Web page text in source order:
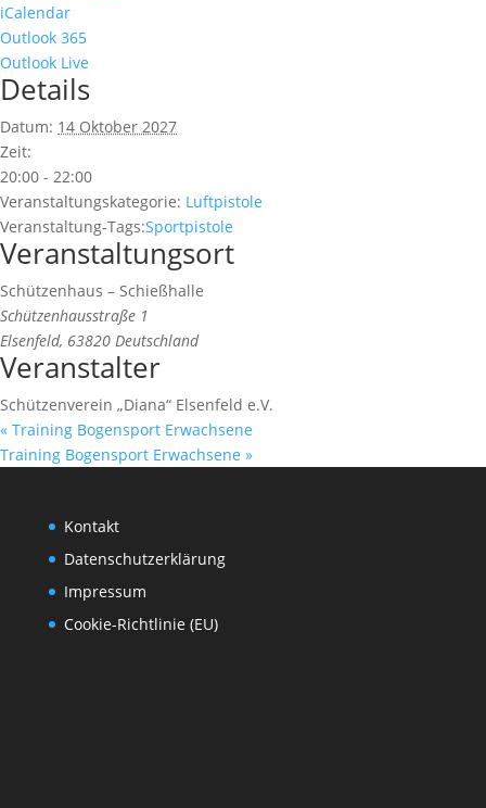
iCalendar
Outlook 365
Outlook Live
Details
Datum: 14 Oktober 2027
Zeit:
20:00 - 22:00
Veranstaltungskategorie: Luftpistole
Veranstaltung-Tags:Sportpistole
Veranstaltungsort
Schützenhaus – Schießhalle
Schützenhausstraße 1
Elsenfeld, 63820 Deutschland
Veranstalter
Schützenverein „Diana“ Elsenfeld e.V.
« Training Bogensport Erwachsene
Training Bogensport Erwachsene »
Kontakt
Datenschutzerklärung
Impressum
Cookie-Richtlinie (EU)